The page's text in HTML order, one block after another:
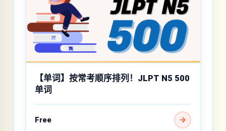
【单词】按常考顺序排列！JLPT N5 500
单词
Free